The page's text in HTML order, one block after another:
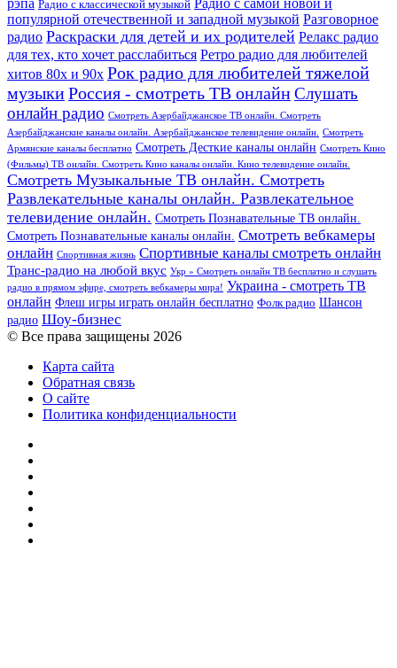
рэпа Радио с классической музыкой Радио с самой новой и
популярной отечественной и западной музыкой Разговорное
радио Раскраски для детей и их родителей Релакс радио
для тех, кто хочет расслабиться Ретро радио для любителей
хитов 80х и 90х Рок радио для любителей тяжелой
музыкиРоссия - смотреть ТВ онлайнСлушать
онлайн радио Смотреть Азербайджанское ТВ онлайн. Смотреть
Азербайджанские каналы онлайн. Азербайджанское телевидение онлайн.
Смотреть
Армянские каналы бесплатно Смотреть Десткие каналы онлайн Смотреть Кино
(Фильмы) ТВ онлайн. Смотреть Кино каналы онлайн. Кино телевидение онлайн.
Смотреть Музыкальные ТВ онлайн. Смотреть
Развлекательные каналы онлайн. Развлекательное
телевидение онлайн. Смотреть Познавательные ТВ онлайн.
Смотреть Познавательные каналы онлайн. Смотреть вебкамеры
онлайн Спортивная жизнь Спортивные каналы смотреть онлайн
Транс-радио на любой вкус Укр » Смотреть онлайн ТВ бесплатно и слушать
радио в прямом эфире, смотреть вебкамеры мира! Украина - смотреть ТВ
онлайн Флеш игры играть онлайн бесплатно Фолк радио Шансон
радио Шоу-бизнес
© Все права защищены 2026
Карта сайта
Обратная связь
О сайте
Политика конфиденциальности